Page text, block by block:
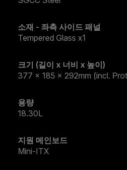
소재 - 좌측 사이드 패널
Tempered Glass x1
크기 (길이 x 너비 x 높이)
377 x 185 x 292mm (incl.
용량
18.30L
지원 메인보드
Mini-ITX